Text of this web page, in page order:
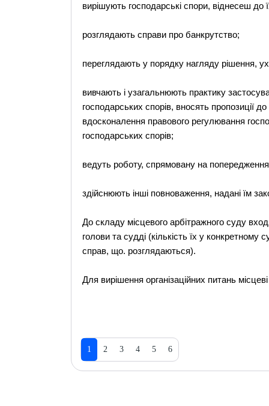
вирішують господарські спори, віднесеш до
розглядають справи про банкрутство;
переглядають у порядку нагляду рішення,
вивчають і узагальнюють практику
господарських спорів, вносять пропозиції
вдосконалення правового регулювання
господарських спорів;
ведуть роботу, спрямовану на
здійснюють інші повноваження, надані їм
До складу місцевого арбітражного суду
голови та судді (кількість їх у конкретному
справ, що. розглядаються).
Для вирішення організаційних питань
1 2 3 4 5 6